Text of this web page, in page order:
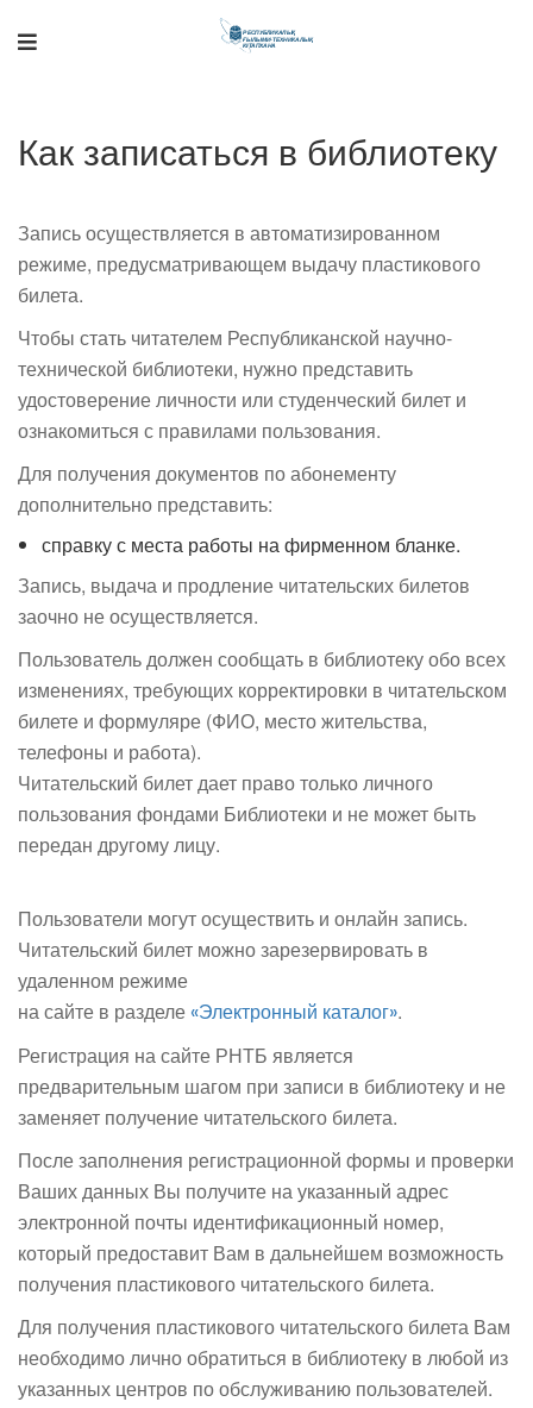
Как записаться в библиотеку
Запись осуществляется в автоматизированном
режиме, предусматривающем выдачу пластикового
билета.
Чтобы стать читателем Республиканской научно-
технической библиотеки, нужно представить
удостоверение личности или студенческий билет и
ознакомиться с правилами пользования.
Для получения документов по абонементу
дополнительно представить:
справку с места работы на фирменном бланке.
Запись, выдача и продление читательских билетов
заочно не осуществляется.
Пользователь должен сообщать в библиотеку обо всех
изменениях, требующих корректировки в читательском
билете и формуляре (ФИО, место жительства,
телефоны и работа).
Читательский билет дает право только личного
пользования фондами Библиотеки и не может быть
передан другому лицу.
Пользователи могут осуществить и онлайн запись.
Читательский билет можно зарезервировать в
удаленном режиме
на сайте в разделе «Электронный каталог».
Регистрация на сайте РНТБ является
предварительным шагом при записи в библиотеку и не
заменяет получение читательского билета.
После заполнения регистрационной формы и проверки
Ваших данных Вы получите на указанный адрес
электронной почты идентификационный номер,
который предоставит Вам в дальнейшем возможность
получения пластикового читательского билета.
Для получения пластикового читательского билета Вам
необходимо лично обратиться в библиотеку в любой из
указанных центров по обслуживанию пользователей.
Поддержка РНТБ
Онлайн-помощник
RU